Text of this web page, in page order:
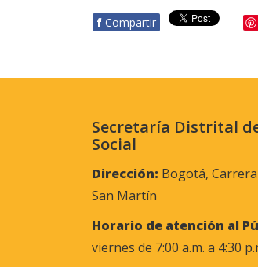
f Compartir
Secretaría Distrital
Social
Dirección: Bogotá,
San Martín
Horario de atención al
viernes de 7:00 a.m. a 4:30